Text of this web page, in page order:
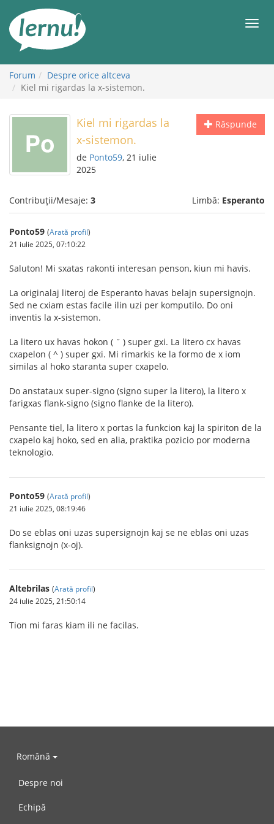
conținut
Forum
Despre orice altceva
Kiel mi rigardas la x-sistemon.
Răspunde
Kiel mi rigardas la
x-sistemon.
de Ponto59, 21 iulie
2025
Contribuții/Mesaje: 3 Limbă: Esperanto
Ponto59 (Arată profil)
21 iulie 2025, 07:10:22
Saluton! Mi sxatas rakonti interesan penson, kiun mi havis.
La originalaj literoj de Esperanto havas belajn supersignojn.
Sed ne cxiam estas facile ilin uzi per komputilo. Do oni
inventis la x-sistemon.
La litero ux havas hokon ( ˘ ) super gxi. La litero cx havas
cxapelon ( ^ ) super gxi. Mi rimarkis ke la formo de x iom
similas al hoko staranta super cxapelo.
Do anstataux super-signo (signo super la litero), la litero x
farigxas flank-signo (signo flanke de la litero).
Pensante tiel, la litero x portas la funkcion kaj la spiriton de la
cxapelo kaj hoko, sed en alia, praktika pozicio por moderna
teknologio.
Ponto59 (Arată profil)
21 iulie 2025, 08:19:46
Do se eblas oni uzas supersignojn kaj se ne eblas oni uzas
flanksignojn (x-oj).
Altebrilas (Arată profil)
24 iulie 2025, 21:50:14
Tion mi faras kiam ili ne facilas.
Română
Despre noi
Echipă